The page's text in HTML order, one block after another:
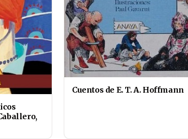
Cuentos de E. T. A. Hoffmann